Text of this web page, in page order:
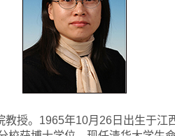
授。1965年10月26日出生于